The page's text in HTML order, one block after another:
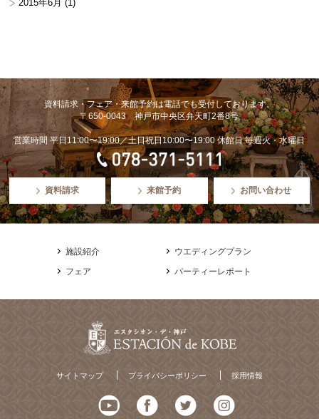
2015年6月 (1)
資料請求・フェア・来館予約は電話でも受付しております。
〒650-0043 神戸市中央区弁天町2番8号
営業時間 平日11:00〜19:00／土日祝日10:00〜19:00 休館日 毎週火・水曜日
資料請求 来館予約 お問い合わせ
施設紹介
ウエディングプラン
フェア
パーティーレポート
サイトマップ プライバシーポリシー 採用情報